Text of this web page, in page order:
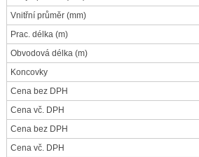
Vnitřní průměr (mm)
Prac. délka (m)
Obvodová délka (m)
Koncovky
Cena bez DPH
Cena vč. DPH
Cena bez DPH
Cena vč. DPH